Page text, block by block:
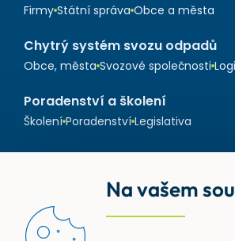
Firmy Státní správa Obce a města
Chytrý systém svozu odpadů
Obce, města Svozové společnosti
Poradenství a školení
Školení Poradenství Legislativa
Na vašem